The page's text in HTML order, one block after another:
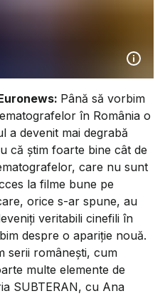
Până să vorbim
în România o
a devenit mai degrabă
că știm foarte bine cât de
care nu sunt
la filme bune pe
orice s-ar spune, au
veritabili cinefili în
despre o apariție nouă.
serii românești, cum
multe elemente de
SUBTERAN, cu Ana